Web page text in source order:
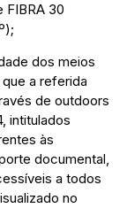
FIBRA 30
dos meios
a referida
de outdoors
intitulados
às
documental,
a todos
no